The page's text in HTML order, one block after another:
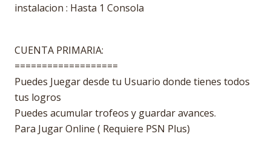
instalacion : Hasta 1 Consola
CUENTA PRIMARIA:
===================
Puedes Juegar desde tu Usuario donde tienes todos
tus logros
Puedes acumular trofeos y guardar avances.
Para Jugar Online ( Requiere PSN Plus)